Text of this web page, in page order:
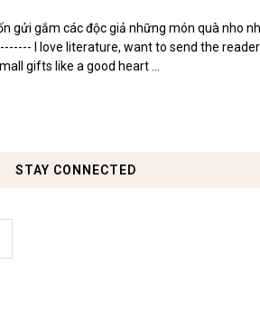
gửi gắm các độc giả những món quà nho
I love literature, want to send the
gifts like a good heart ...
STAY CONNECTED